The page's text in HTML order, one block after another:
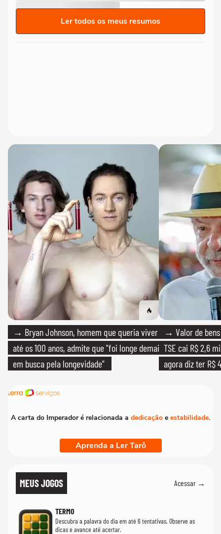
Ler todos os meus resumos
→ Bryan Johnson, homem que queria viver
até os 100 anos, admite que "foi longe demais
em busca pela longevidade"
→ Valor de
TSE cai R$ 2,6
agora diz ter R$
A carta do Imperador é relacionada a dedicação e estabilidade.
Aprenda a Ler Tarô
MEUS JOGOS Acessar →
TERMO
Descubra a palavra do dia em até 6 tentativas. Observe as
dicas e avance até acertar.